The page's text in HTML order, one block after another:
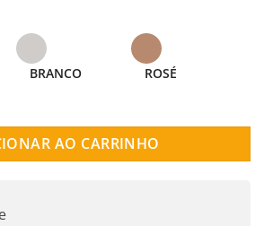
BRANCO
ROSÉ
quantidade
AO CARRINHO